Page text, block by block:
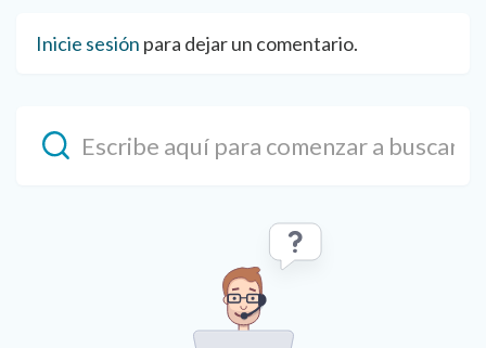
Inicie sesión para dejar un comentario.